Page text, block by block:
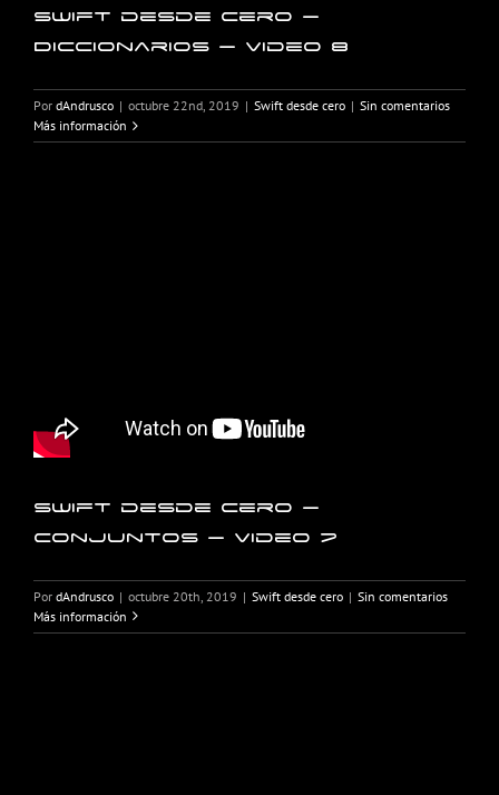
Swift desde cero –
Diccionarios – Video 8
Por dAndrusco | octubre 22nd, 2019 | Swift desde cero | Sin comentarios
Más información
Swift desde cero –
Conjuntos – Video 7
Por dAndrusco | octubre 20th, 2019 | Swift desde cero | Sin comentarios
Más información